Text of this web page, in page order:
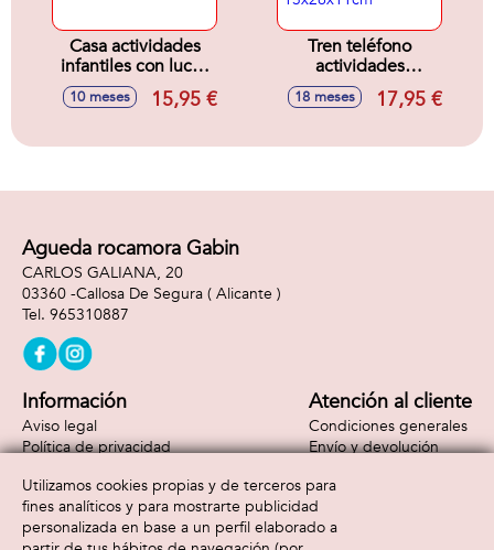
Casa actividades
infantiles con luces
y sonidos
18x5x19cm
10 meses 15,95 €
Tren teléfono
actividades
infantiles 3 en 1,
tren, teléfono y
con sonidos
18 meses 17,95 €
Agueda rocamora Gabin
CARLOS GALIANA, 20
03360 -Callosa De Segura ( Alicante )
965310887
Información
Aviso legal
Política de privacidad
Atención al cliente
Condiciones generales
Envío y devolución
Formas de pago
Utilizamos cookies propias y de terceros para
fines analíticos y para mostrarte publicidad
personalizada en base a un perfil elaborado a